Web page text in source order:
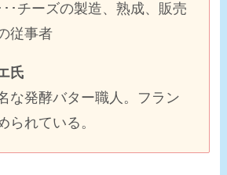
･チーズの製造、熟成、販売
従事者
氏
な発酵バター職人。フラン
られている。